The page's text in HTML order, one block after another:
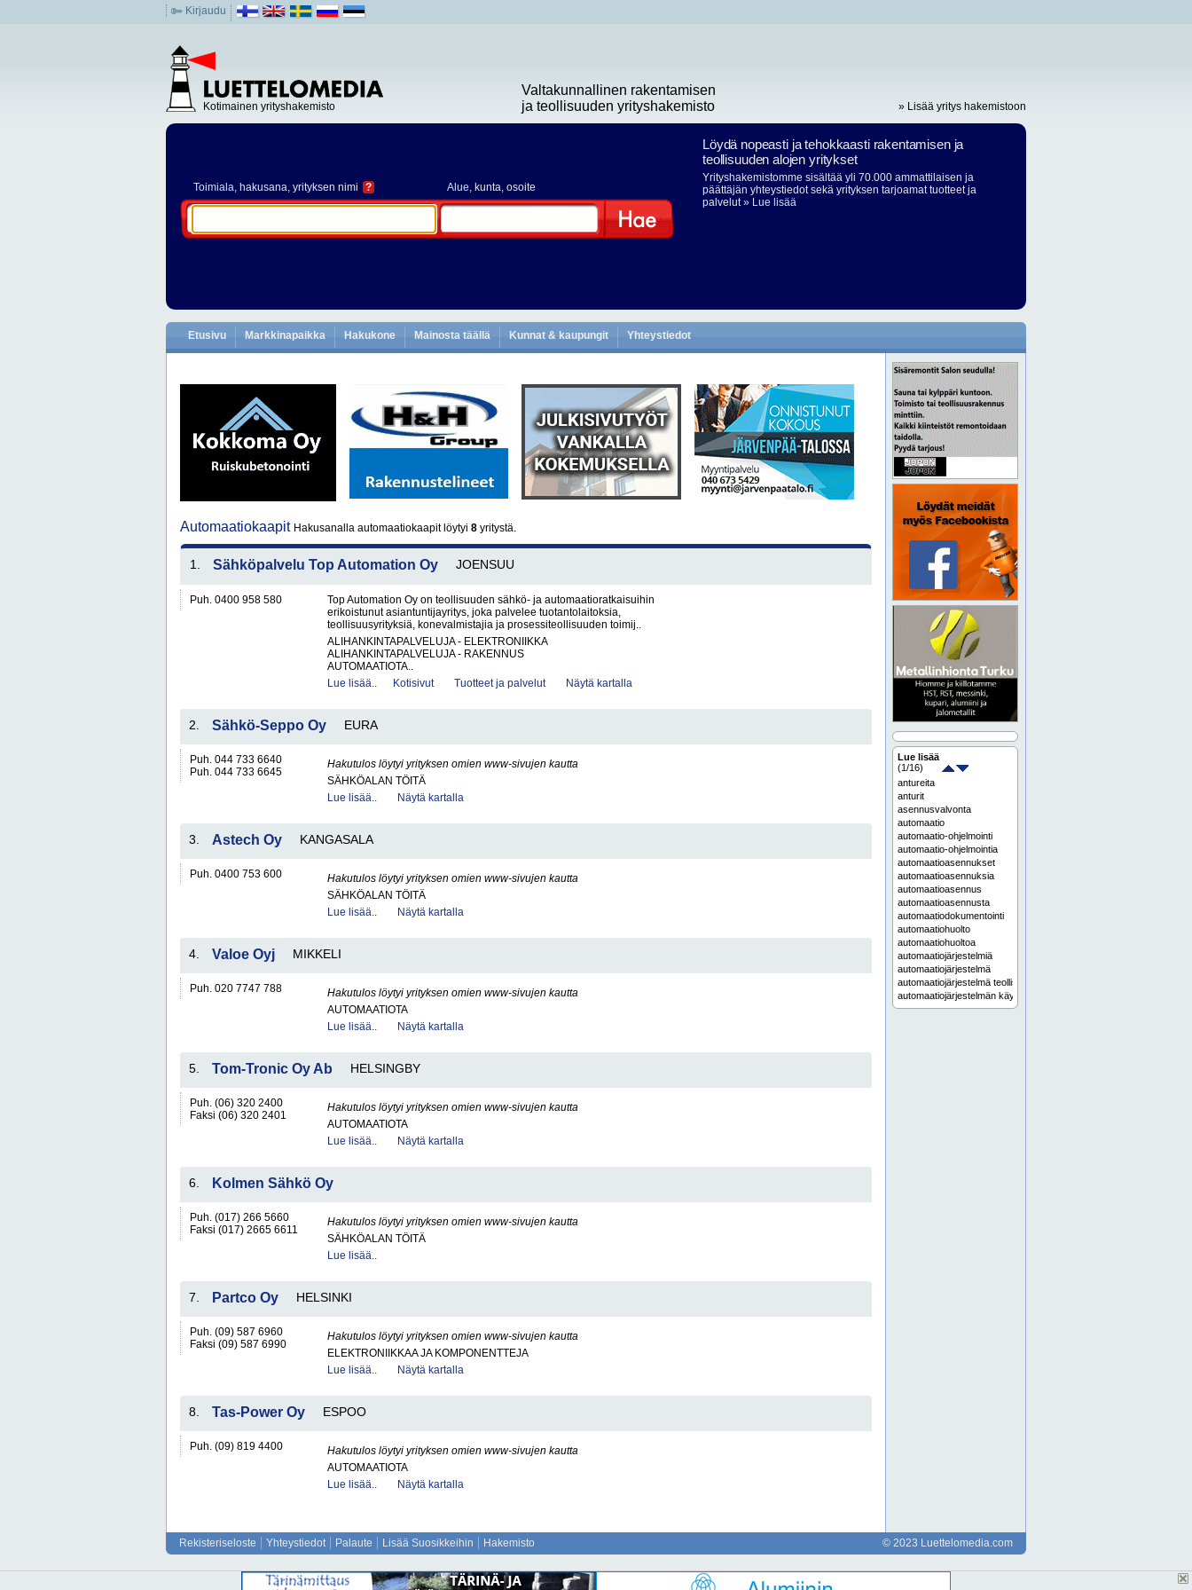
Kirjaudu
Kotimainen yrityshakemisto
Valtakunnallinen rakentamisen
ja teollisuuden yrityshakemisto
» Lisää yritys hakemistoon
Toimiala, hakusana, yrityksen nimi ? Alue, kunta, osoite
Löydä nopeasti ja tehokkaasti rakentamisen ja
teollisuuden alojen yritykset
Yrityshakemistomme sisältää yli 70.000 ammattilaisen ja
päättäjän yhteystiedot sekä yrityksen tarjoamat tuotteet ja
palvelut» Lue lisää
Etusivu Markkinapaikka Hakukone Mainosta täällä Kunnat & kaupungit Yhteystiedot
Automaatiokaapit Hakusanalla automaatiokaapit löytyi 8 yritystä.
1. Sähköpalvelu Top Automation Oy JOENSUU
Puh. 0400 958 580
Top Automation Oy on teollisuuden sähkö- ja automaatioratkaisuihin
erikoistunut asiantuntijayritys, joka palvelee tuotantolaitoksia,
teollisuusyrityksiä, konevalmistajia ja prosessiteollisuuden toimij..
ALIHANKINTAPALVELUJA - ELEKTRONIIKKA
ALIHANKINTAPALVELUJA - RAKENNUS
AUTOMAATIOTA..
Lue lisää..
Kotisivut Tuotteet ja palvelut Näytä kartalla
2. Sähkö-Seppo Oy EURA
Puh. 044 733 6640
Puh. 044 733 6645
Hakutulos löytyi yrityksen omien www-sivujen kautta
SÄHKÖALAN TÖITÄ
Lue lisää..
Näytä kartalla
3. Astech Oy KANGASALA
Puh. 0400 753 600
Hakutulos löytyi yrityksen omien www-sivujen kautta
SÄHKÖALAN TÖITÄ
Lue lisää..
Näytä kartalla
4. Valoe Oyj MIKKELI
Puh. 020 7747 788
Hakutulos löytyi yrityksen omien www-sivujen kautta
AUTOMAATIOTA
Lue lisää..
Näytä kartalla
5. Tom-Tronic Oy Ab HELSINGBY
Puh. (06) 320 2400
Faksi (06) 320 2401
Hakutulos löytyi yrityksen omien www-sivujen kautta
AUTOMAATIOTA
Lue lisää..
Näytä kartalla
6. Kolmen Sähkö Oy
Puh. (017) 266 5660
Faksi (017) 2665 6611
Hakutulos löytyi yrityksen omien www-sivujen kautta
SÄHKÖALAN TÖITÄ
Lue lisää..
7. Partco Oy HELSINKI
Puh. (09) 587 6960
Faksi (09) 587 6990
Hakutulos löytyi yrityksen omien www-sivujen kautta
ELEKTRONIIKKAA JA KOMPONENTTEJA
Lue lisää..
Näytä kartalla
8. Tas-Power Oy ESPOO
Puh. (09) 819 4400
Hakutulos löytyi yrityksen omien www-sivujen kautta
AUTOMAATIOTA
Lue lisää..
Näytä kartalla
Lue lisää
(1/16)
antureita
anturit
asennusvalvonta
automaatio
automaatio-ohjelmointi
automaatio-ohjelmointia
automaatioasennukset
automaatioasennuksia
automaatioasennus
automaatioasennusta
automaatiodokumentointi
automaatiohuolto
automaatiohuoltoa
automaatiojärjestelmiä
automaatiojärjestelmä
automaatiojärjestelmä teollisuus
automaatiojärjestelmän käyttöönotto
automaatiojärjestelmän modernisointi
hmi ohjelmointi
hmi-käyttöliittymä
Rekisteriseloste Yhteystiedot Palaute Lisää Suosikkeihin Hakemisto © 2023 Luettelomedia.com